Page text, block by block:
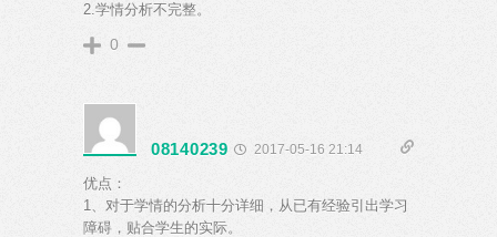
2.学情分析不完整。
0
08140239 2017-05-16 21:14
优点：
1、对于学情的分析十分详细，从已有经验引出学习
障碍，贴合学生的实际。